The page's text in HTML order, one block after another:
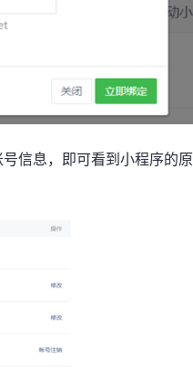
信息，即可看到小程序的原